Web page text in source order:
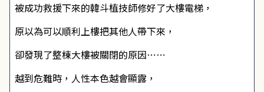
被成功救援下來的韓斗植技師修好了大樓電梯，
原以為可以順利上樓把其他人帶下來，
卻發現了整棟大樓被關閉的原因⋯⋯
越到危難時，人性本色越會顯露，